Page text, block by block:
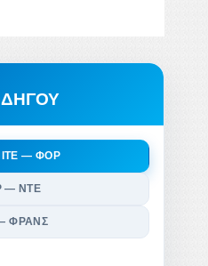
— ΦΟΡ
— ΝΤΕ
ΦΡΑΝΣ